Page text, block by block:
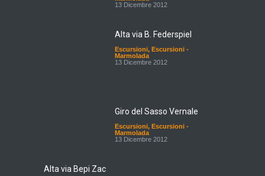
13 Dicembre 2012
Alta via B. Federspiel
Escursioni, Escursioni -
Marmolada
13 Dicembre 2012
Giro del Sasso Vernale
Escursioni, Escursioni -
Marmolada
13 Dicembre 2012
Alta via Bepi Zac